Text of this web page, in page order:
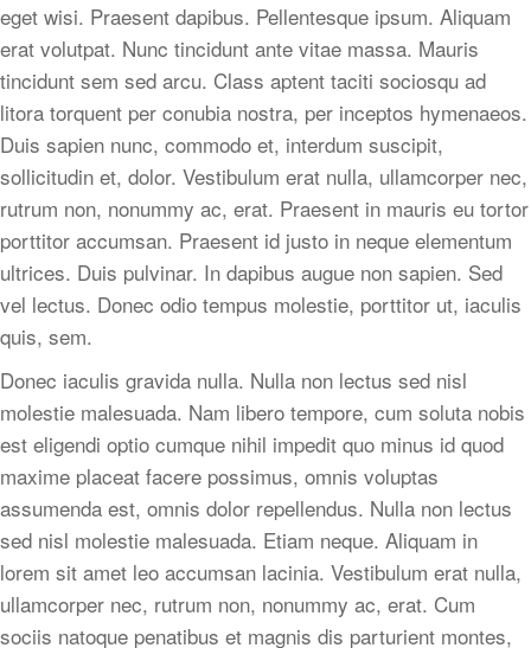
eget wisi. Praesent dapibus. Pellentesque ipsum. Aliquam
erat volutpat. Nunc tincidunt ante vitae massa. Mauris
tincidunt sem sed arcu. Class aptent taciti sociosqu ad
litora torquent per conubia nostra, per inceptos hymenaeos.
Duis sapien nunc, commodo et, interdum suscipit,
sollicitudin et, dolor. Vestibulum erat nulla, ullamcorper nec,
rutrum non, nonummy ac, erat. Praesent in mauris eu tortor
porttitor accumsan. Praesent id justo in neque elementum
ultrices. Duis pulvinar. In dapibus augue non sapien. Sed
vel lectus. Donec odio tempus molestie, porttitor ut, iaculis
quis, sem.
Donec iaculis gravida nulla. Nulla non lectus sed nisl
molestie malesuada. Nam libero tempore, cum soluta nobis
est eligendi optio cumque nihil impedit quo minus id quod
maxime placeat facere possimus, omnis voluptas
assumenda est, omnis dolor repellendus. Nulla non lectus
sed nisl molestie malesuada. Etiam neque. Aliquam in
lorem sit amet leo accumsan lacinia. Vestibulum erat nulla,
ullamcorper nec, rutrum non, nonummy ac, erat. Cum
sociis natoque penatibus et magnis dis parturient montes,